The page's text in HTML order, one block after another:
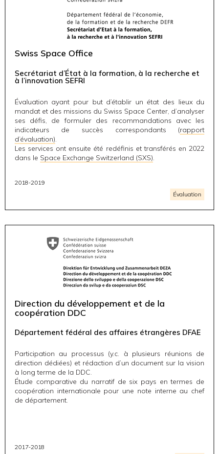
Swiss Space Office
Secrétariat d’État à la formation, à la recherche et
à l’innovation SEFRI
Évaluation ayant pour but d’établir un état des lieux du
mandat et des missions du Swiss Space Center, d’analyser
ses défis, de formuler des recommandations avec les
indicateurs de succès correspondants (rapport
d’évaluation).
Les services ont ensuite été redéfinis et transférés en 2022
dans le Space Exchange Switzerland (SXS).
2018-2019
Évaluation
Direction du développement et de la
coopération DDC
Département fédéral des affaires étrangères DFAE
Participation au processus (y.c. à plusieurs réunions de
direction dédiées) et rédaction d’un document sur la vision
à long terme de la DDC.
Étude comparative du narratif de six pays en termes de
coopération internationale pour une note interne au chef
de département.
2017-2018